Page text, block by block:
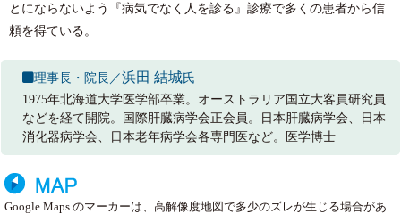
とにならないよう『病気でなく人を診る』診療で多くの患者から信
頼を得ている。
理事長・院長／浜田 結城氏
1975年北海道大学医学部卒業。オーストラリア国立大客員研究員
などを経て開院。国際肝臓病学会正会員。日本肝臓病学会、日本
消化器病学会、日本老年病学会各専門医など。医学博士
Google Maps のマーカーは、高解像度地図で多少のズレが生じる場合があ